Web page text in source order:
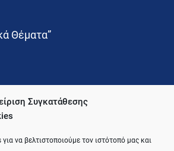
Συγκατάθεσης
να βελτιστοποιούμε τον ιστότοπό μας και
Θέματα”